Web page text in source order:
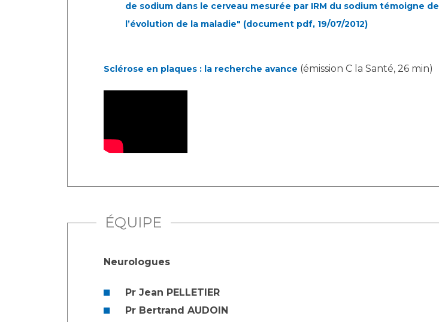
de sodium dans le cerveau mesurée par IRM du sodium témoigne de
l’évolution de la maladie" (document pdf, 19/07/2012)
Sclérose en plaques : la recherche avance (émission C la Santé, 26 min)
ÉQUIPE
Neurologues
Pr Jean PELLETIER
Pr Bertrand AUDOIN